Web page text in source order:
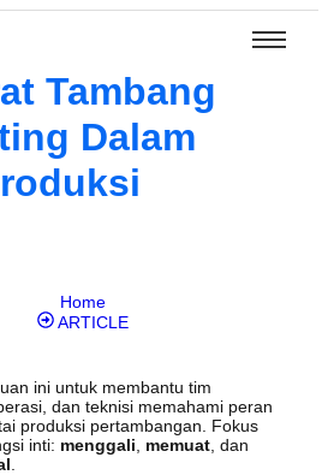
Value Calculator
Value Calculator
Tambang
Dalam
Home
ARTICLE
ini untuk membantu tim
dan teknisi memahami peran
produksi pertambangan. Fokus
inti: menggali memuat, dan